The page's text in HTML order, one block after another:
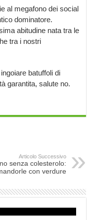
al megafono dei social
dominatore.
abitudine nata tra le
tra i nostri
batuffoli di
garantita, salute no.
Articolo Successivo
senza colesterolo:
con verdure